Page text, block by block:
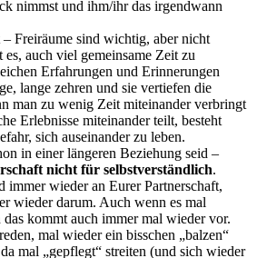
nimmst und ihm/ihr das irgendwann
– Freiräume sind wichtig, aber nicht
auch viel gemeinsame Zeit zu
Erfahrungen und Erinnerungen
lange zehren und sie vertiefen die
man zu wenig Zeit miteinander verbringt
Erlebnisse miteinander teilt, besteht
sich auseinander zu leben.
in einer längeren Beziehung seid –
nicht für selbstverständlich.
immer wieder an Eurer Partnerschaft,
wieder darum. Auch wenn es mal
kommt auch immer mal wieder vor.
mal wieder ein bisschen „balzen“
mal „gepflegt“ streiten (und sich wieder